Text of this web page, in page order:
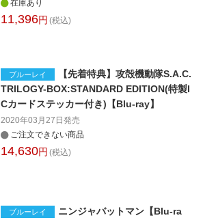
在庫あり
11,396円 (税込)
ブルーレイ
【先着特典】攻殻機動隊S.A.C.
TRILOGY-BOX:STANDARD EDITION(特製I
Cカードステッカー付き)【Blu-ray】
2020年03月27日 発売
ご注文できない商品
14,630円 (税込)
ブルーレイ
ニンジャバットマン【Blu-ra